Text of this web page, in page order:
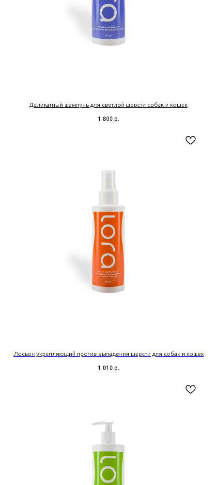
Деликатный шампунь для светлой шерсти собак и кошек
1 800 р.
Лосьон укрепляющий против выпадения шерсти для собак и кошек
1 010 р.